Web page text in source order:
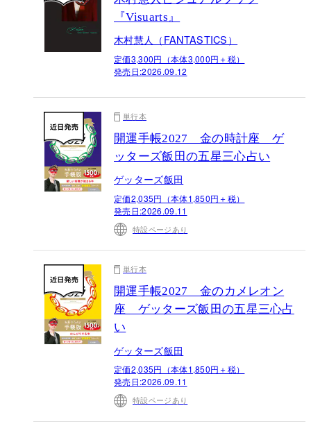
『Visuarts』
木村慧人（FANTASTICS）
定価3,300円（本体3,000円＋税）
発売日:2026.09.12
単行本
開運手帳2027 金の時計座 ゲ
ッターズ飯田の五星三心占い
ゲッターズ飯田
定価2,035円（本体1,850円＋税）
発売日:2026.09.11
特設ページあり
単行本
開運手帳2027 金のカメレオン
座 ゲッターズ飯田の五星三心占
い
ゲッターズ飯田
定価2,035円（本体1,850円＋税）
発売日:2026.09.11
特設ページあり